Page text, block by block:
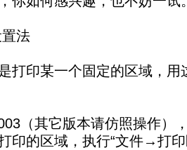
法
印某一个固定的区域，用
（其它版本请仿照操作）
印的区域，执行“文件→打